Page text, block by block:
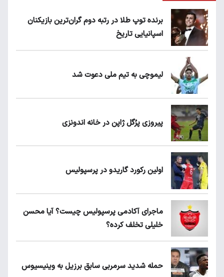
برنده توپ طلا در رتبه دوم گران‌ترین بازیکنان
اسپانیایی تاریخ
لیموچی به تیم ملی دعوت شد
پیروزی پرُگل ژاپن در خانه اندونزی
اولین رکورد گاریدو در پرسپولیس
ماجرای آکادمی پرسپولیس چیست؟ آیا محسن
خلیلی تخلف کرده؟
حمله شدید سرمربی سابق برزیل به وینیسیوس